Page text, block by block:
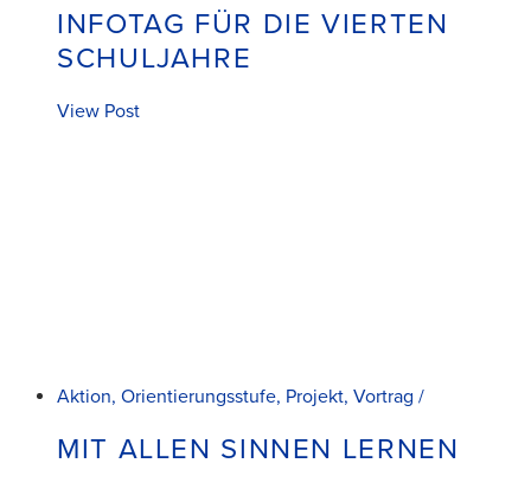
INFOTAG FÜR DIE VIERTEN
SCHULJAHRE
View Post
Aktion, Orientierungsstufe, Projekt, Vortrag /
MIT ALLEN SINNEN LERNEN